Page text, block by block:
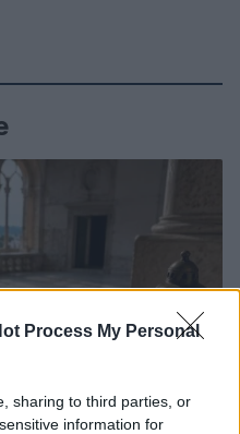
Process My Personal
sharing to third parties, or
information for